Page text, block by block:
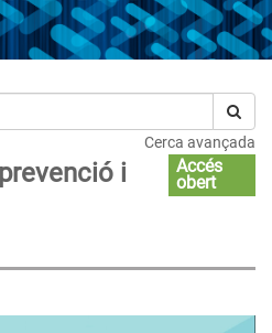
Cerca avançada
i
Accés
obert